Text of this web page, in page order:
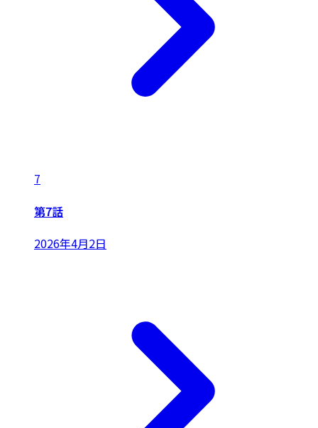
7
第7話
2026年4月2日